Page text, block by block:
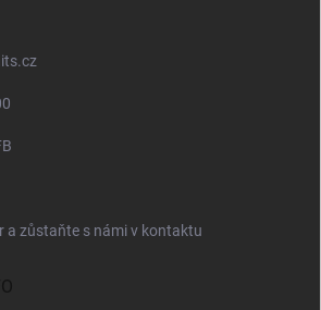
a zůstaňte s námi v kontaktu